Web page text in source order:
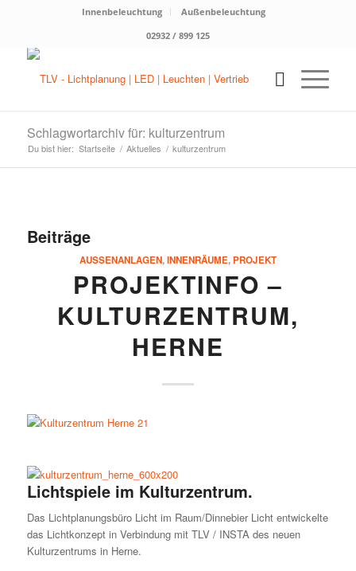
Innenbeleuchtung
Außenbeleuchtung
02932 / 899 125
Schlagwortarchiv für: kulturzentrum
Du bist hier: Startseite / Aktuelles / kulturzentrum
Beiträge
AUSSENANLAGEN ,INNENRÄUME,PROJEKT
PROJEKTINFO –
KULTURZENTRUM,
HERNE
Lichtspiele im Kulturzentrum.
Das Lichtplanungsbüro Licht im Raum/Dinnebier Licht entwickelte
das Lichtkonzept in Verbindung mit TLV / INSTA des neuen
Kulturzentrums in Herne.